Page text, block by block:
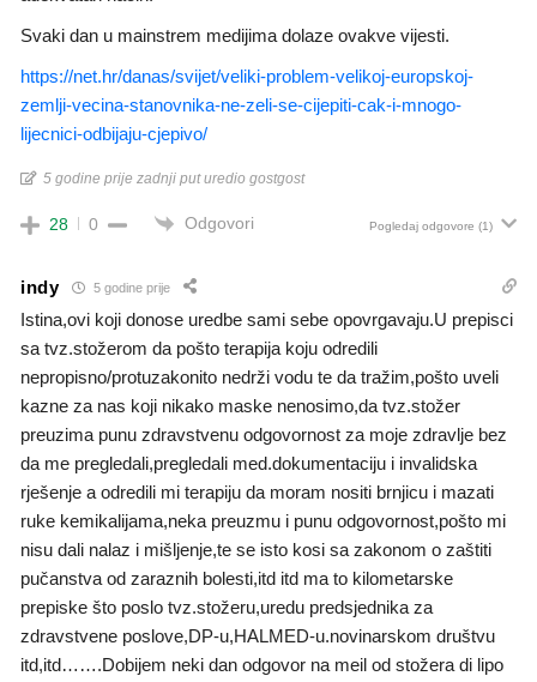
Svaki dan u mainstrem medijima dolaze ovakve vijesti.
https://net.hr/danas/svijet/veliki-problem-velikoj-europskoj-
zemlji-vecina-stanovnika-ne-zeli-se-cijepiti-cak-i-mnogo-
lijecnici-odbijaju-cjepivo/
5 godine prije zadnji put uredio gostgost
28 0 Odgovori Pogledaj odgovore (1)
indy 5 godine prije
Istina,ovi koji donose uredbe sami sebe opovrgavaju.U prepisci
sa tvz.stožerom da pošto terapija koju odredili
nepropisno/protuzakonito nedrži vodu te da tražim,pošto uveli
kazne za nas koji nikako maske nenosimo,da tvz.stožer
preuzima punu zdravstvenu odgovornost za moje zdravlje bez
da me pregledali,pregledali med.dokumentaciju i invalidska
rješenje a odredili mi terapiju da moram nositi brnjicu i mazati
ruke kemikalijama,neka preuzmu i punu odgovornost,pošto mi
nisu dali nalaz i mišljenje,te se isto kosi sa zakonom o zaštiti
pučanstva od zaraznih bolesti,itd itd ma to kilometarske
prepiske što poslo tvz.stožeru,uredu predsjednika za
zdravstvene poslove,DP-u,HALMED-u.novinarskom društvu
itd,itd…….Dobijem neki dan odgovor na meil od stožera di lipo